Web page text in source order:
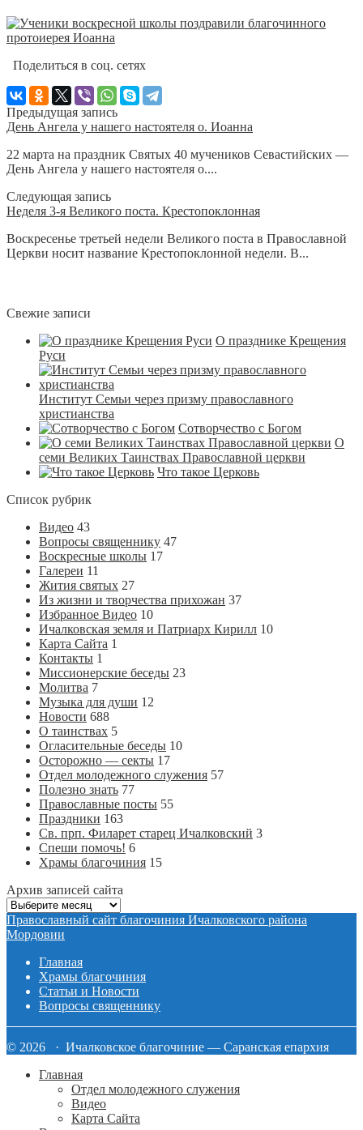
Поделиться в соц. сетях
Предыдущая запись
День Ангела у нашего настоятеля о. Иоанна
22 марта на праздник Святых 40 мучеников Севастийских —
День Ангела у нашего настоятеля о....
Следующая запись
Неделя 3-я Великого поста. Крестопоклонная
Воскресенье третьей недели Великого поста в Православной
Церкви носит название Крестопоклонной недели. В...
Свежие записи
О празднике Крещения
Руси
Институт Семьи через призму православного
христианства
Сотворчество с Богом
О
семи Великих Таинствах Православной церкви
Что такое Церковь
Список рубрик
Видео 43
Вопросы священнику 47
Воскресные школы 17
Галереи 11
Жития святых 27
Из жизни и творчества прихожан 37
Избранное Видео 10
Ичалковская земля и Патриарх Кирилл 10
Карта Сайта 1
Контакты 1
Миссионерские беседы 23
Молитва 7
Музыка для души 12
Новости 688
О таинствах 5
Огласительные беседы 10
Осторожно — секты 17
Отдел молодежного служения 57
Полезно знать 77
Православные посты 55
Праздники 163
Св. прп. Филарет старец Ичалковский 3
Спеши помочь! 6
Храмы благочиния 15
Архив записей сайта
Архив
записей
сайта
Православный сайт благочиния Ичалковского района
Мордовии
Главная
Храмы благочиния
Статьи и Новости
Вопросы священнику
© 2026 · Ичалковское благочиние — Саранская епархия
Главная
Отдел молодежного служения
Видео
Карта Сайта